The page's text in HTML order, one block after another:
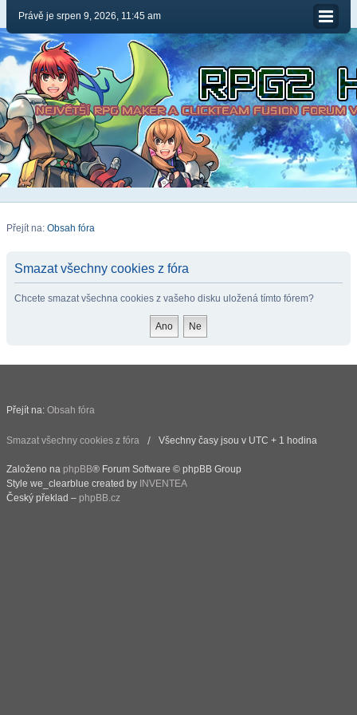
Právě je srpen 9, 2026, 11:45 am
Přejít na: Obsah fóra
Smazat všechny cookies z fóra
Chcete smazat všechna cookies z vašeho disku uložená tímto fórem?
Přejít na: Obsah fóra
Smazat všechny cookies z fóra Všechny časy jsou v UTC + 1 hodina
Založeno na phpBB® Forum Software © phpBB Group
Style we_clearblue created by INVENTEA
Český překlad – phpBB.cz